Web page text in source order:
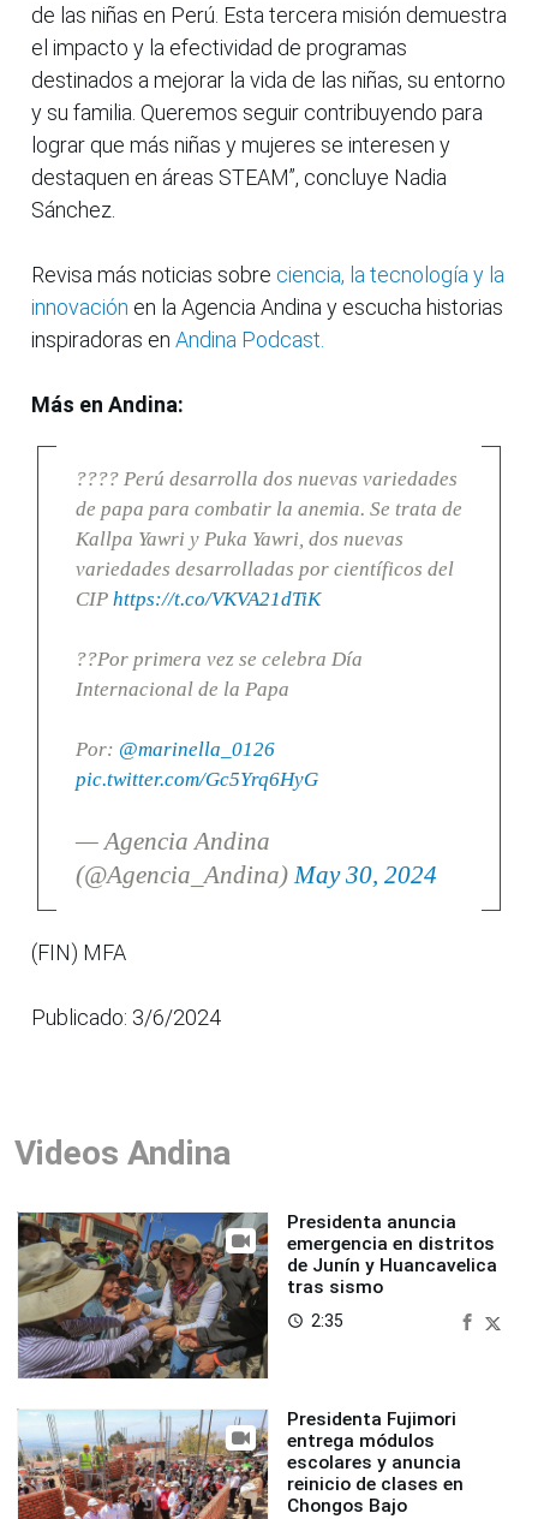
de las niñas en Perú. Esta tercera misión demuestra
el impacto y la efectividad de programas
destinados a mejorar la vida de las niñas, su entorno
y su familia. Queremos seguir contribuyendo para
lograr que más niñas y mujeres se interesen y
destaquen en áreas STEAM”, concluye Nadia
Sánchez.
Revisa más noticias sobre ciencia, la tecnología y la
innovación en la Agencia Andina y escucha historias
inspiradoras en Andina Podcast.
Más en Andina:
???? Perú desarrolla dos nuevas variedades
de papa para combatir la anemia. Se trata de
Kallpa Yawri y Puka Yawri, dos nuevas
variedades desarrolladas por científicos del
CIP https://t.co/VKVA21dTiK
??Por primera vez se celebra Día
Internacional de la Papa
Por: @marinella_0126
pic.twitter.com/Gc5Yrq6HyG
— Agencia Andina
(@Agencia_Andina)May 30, 2024
(FIN) MFA
Publicado: 3/6/2024
Videos Andina
Presidenta anuncia
emergencia en distritos
de Junín y Huancavelica
tras sismo
access_time 2:35
Presidenta Fujimori
entrega módulos
escolares y anuncia
reinicio de clases en
Chongos Bajo